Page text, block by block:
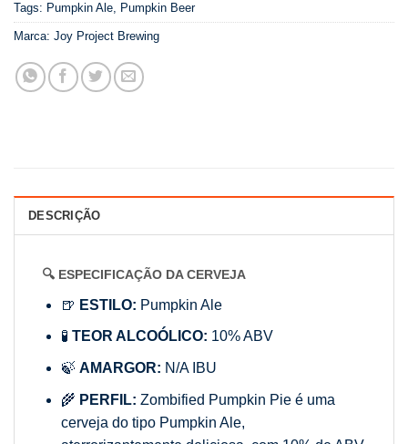
Tags: Pumpkin Ale, Pumpkin Beer
Marca: Joy Project Brewing
DESCRIÇÃO
🔍 ESPECIFICAÇÃO DA CERVEJA
🍺 ESTILO: Pumpkin Ale
🧪 TEOR ALCOÓLICO: 10% ABV
🍃 AMARGOR: N/A IBU
🌾 PERFIL: Zombified Pumpkin Pie é uma
cerveja do tipo Pumpkin Ale,